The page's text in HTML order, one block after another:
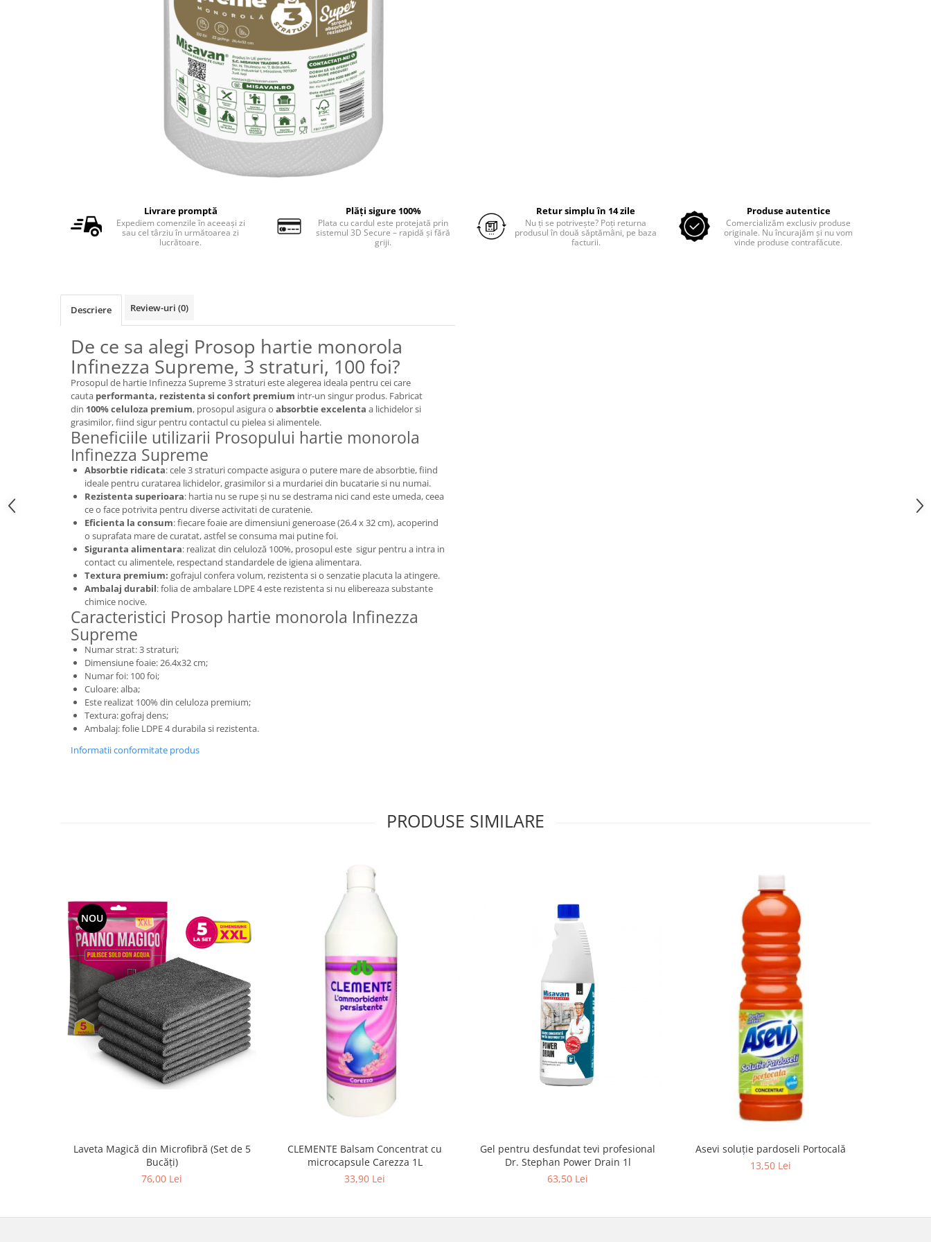
Rezerve filtru Cafea
Produse curatenie baie
Detartrant toaleta
Odorizant toaleta
Solutii desfundat tevi
Produse curatenie casa
Solutie curatat geamuri
Solutie curatat podele
Solutie curatat mobila
Solutii dezinfectante
Odorizant camera
Solutie curatat covoare
Detergenti universani
Servetele umede antibacteriene
Cristale Aspirator
Maturi, mopuri si galeti
Solutii Antimucegai
Solutie anticalcar pentru cafetiere
Solutie curatare aparatura
Solutie multisuprafete
Livrare promptă
Expediem comenzile în aceeași zi
sau cel târziu în următoarea zi
lucrătoare.
Plăți sigure 100%
Plata cu cardul este protejată prin
sistemul 3D Secure – rapidă și fără
griji.
Retur simplu în 14 zile
Nu ți se potrivește? Poți returna
produsul în două săptămâni, pe baza
facturii.
Produse autentice
Comercializăm exclusiv produse
originale. Nu încurajăm și nu vom
vinde produse contrafăcute.
Descriere Review-uri (0)
De ce sa alegi Prosop hartie monorola
Infinezza Supreme, 3 straturi, 100 foi?
Prosopul de hartie Infinezza Supreme 3 straturi este alegerea ideala pentru cei care
cauta performanta, rezistenta si confort premium intr-un singur produs. Fabricat
din 100% celuloza premium, prosopul asigura o absorbtie excelenta a lichidelor si
grasimilor, fiind sigur pentru contactul cu pielea si alimentele.
Beneficiile utilizarii Prosopului hartie monorola
Infinezza Supreme
Absorbtie ridicata: cele 3 straturi compacte asigura o putere mare de absorbtie, fiind
ideale pentru curatarea lichidelor, grasimilor si a murdariei din bucatarie si nu numai.
Rezistenta superioara: hartia nu se rupe și nu se destrama nici cand este umeda, ceea
ce o face potrivita pentru diverse activitati de curatenie.
Eficienta la consum: fiecare foaie are dimensiuni generoase (26.4 x 32 cm), acoperind
o suprafata mare de curatat, astfel se consuma mai putine foi.
Siguranta alimentara: realizat din celuloză 100%, prosopul este sigur pentru a intra in
contact cu alimentele, respectand standardele de igiena alimentara.
Textura premium: gofrajul confera volum, rezistenta si o senzatie placuta la atingere.
Ambalaj durabil: folia de ambalare LDPE 4 este rezistenta si nu elibereaza substante
chimice nocive.
Caracteristici Prosop hartie monorola Infinezza
Supreme
Numar strat: 3 straturi;
Dimensiune foaie: 26.4x32 cm;
Numar foi: 100 foi;
Culoare: alba;
Este realizat 100% din celuloza premium;
Textura: gofraj dens;
Ambalaj: folie LDPE 4 durabila si rezistenta.
Informatii conformitate produs
PRODUSE SIMILARE
NOU
Laveta Magică din Microfibră (Set de 5
Bucăți)
76,00 Lei
CLEMENTE Balsam Concentrat cu
microcapsule Carezza 1L
33,90 Lei
Gel pentru desfundat tevi profesional
Dr. Stephan Power Drain 1l
63,50 Lei
Asevi soluție pardoseli Portocală
13,50 Lei